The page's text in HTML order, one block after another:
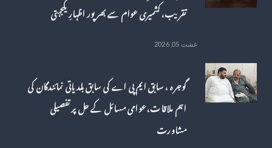
تقریب، کشمیری عوام سے بھرپور اظہارِ یکجہتی
غشت 05, 2026
گوجرہ ، سابق ایم پی اے کی سابق بلدیاتی نمائندگان کی
اہم ملاقات، عوامی مسائل کے حل پر تفصیلی
مشاورت